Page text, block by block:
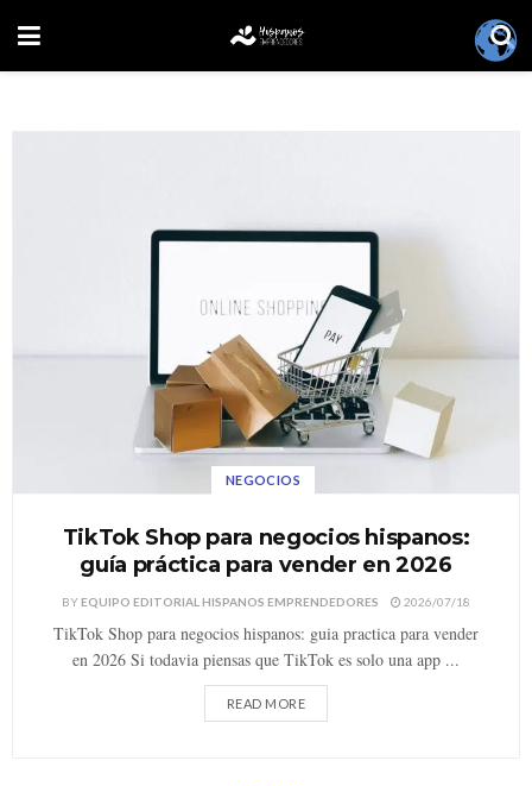
NEGOCIOS
TikTok Shop para negocios hispanos:
guía práctica para vender en 2026
BY EQUIPO EDITORIAL HISPANOS EMPRENDEDORES 2026/07/18
TikTok Shop para negocios hispanos: guia practica para vender
en 2026 Si todavia piensas que TikTok es solo una app ...
READ MORE